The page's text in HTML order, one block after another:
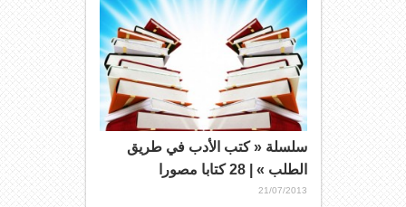
سلسلة « كتب الأدب في طريق
الطلب » | 28 كتابا مصورا
21/07/2013